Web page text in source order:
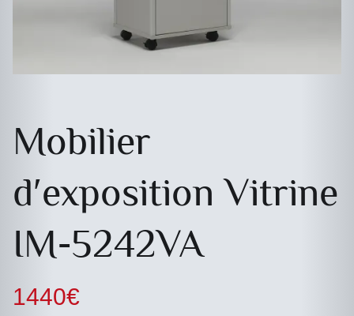
Mobilier
d′exposition Vitrine
IM-5242VA
1440€